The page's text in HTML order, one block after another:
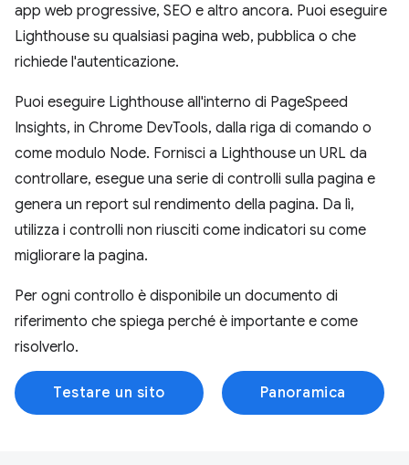
app web progressive, SEO e altro ancora. Puoi eseguire
Lighthouse su qualsiasi pagina web, pubblica o che
richiede l'autenticazione.
Puoi eseguire Lighthouse all'interno di PageSpeed
Insights, in Chrome DevTools, dalla riga di comando o
come modulo Node. Fornisci a Lighthouse un URL da
controllare, esegue una serie di controlli sulla pagina e
genera un report sul rendimento della pagina. Da lì,
utilizza i controlli non riusciti come indicatori su come
migliorare la pagina.
Per ogni controllo è disponibile un documento di
riferimento che spiega perché è importante e come
risolverlo.
Testare un sito Panoramica